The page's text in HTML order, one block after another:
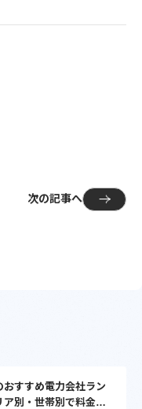
次の記事へ
おすすめ電力会社ラン
ア別・世帯別で料金比